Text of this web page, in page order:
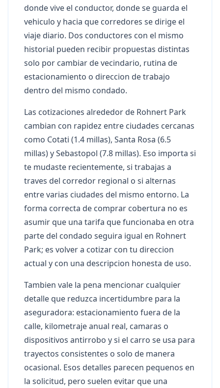
donde vive el conductor, donde se guarda el
vehiculo y hacia que corredores se dirige el
viaje diario. Dos conductores con el mismo
historial pueden recibir propuestas distintas
solo por cambiar de vecindario, rutina de
estacionamiento o direccion de trabajo
dentro del mismo condado.
Las cotizaciones alrededor de Rohnert Park
cambian con rapidez entre ciudades cercanas
como Cotati (1.4 millas), Santa Rosa (6.5
millas) y Sebastopol (7.8 millas). Eso importa si
te mudaste recientemente, si trabajas a
traves del corredor regional o si alternas
entre varias ciudades del mismo entorno. La
forma correcta de comprar cobertura no es
asumir que una tarifa que funcionaba en otra
parte del condado seguira igual en Rohnert
Park; es volver a cotizar con tu direccion
actual y con una descripcion honesta de uso.
Tambien vale la pena mencionar cualquier
detalle que reduzca incertidumbre para la
aseguradora: estacionamiento fuera de la
calle, kilometraje anual real, camaras o
dispositivos antirrobo y si el carro se usa para
trayectos consistentes o solo de manera
ocasional. Esos detalles parecen pequenos en
la solicitud, pero suelen evitar que una